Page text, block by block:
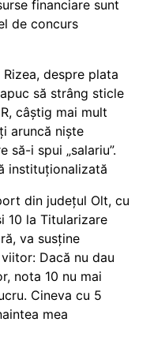
financiare sunt
de concurs
despre plata
să strâng sticle
câștig mai mult
aruncă niște
să-i spui „salariu”.
instituționalizată
din județul Olt, cu
10 la Titularizare
va susține
Dacă nu dau
nota 10 nu mai
Cineva cu 5
mea